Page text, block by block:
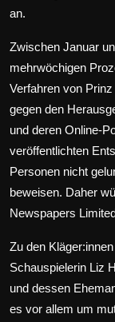
an.
Zwischen Januar
mehrwöchigen
Verfahren von
gegen den
und deren Online-
veröffentlichten
Personen nicht
beweisen. Daher
Newspapers
Zu den
Schauspielerin Liz
und dessen
es vor allem um